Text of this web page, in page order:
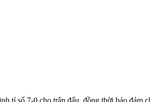
tỉ số 7-0 cho trận đấu, đồng thời bảo đảm